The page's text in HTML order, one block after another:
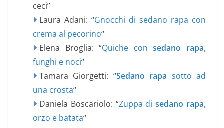
ceci”
Laura Adani: “Gnocchi di sedano rapa con
crema al pecorino“
Elena Broglia: “Quiche consedano rapa,
funghi e noci“
Tamara Giorgetti: “Sedano rapa sotto ad
una crosta“
Daniela Boscariolo: “Zuppa disedano rapa,
orzo e batata“